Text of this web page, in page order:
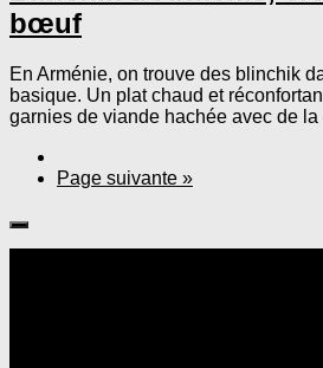
bœuf
En Arménie, on trouve des blinchik
basique. Un plat chaud et
garnies de viande hachée avec de la
Page suivante »